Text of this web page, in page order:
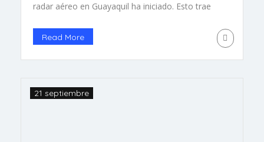
radar aéreo en Guayaquil ha iniciado. Esto trae
del aeropuerto José Joaquín de Olmedo.
Posiblemente como pasajero y usuario del
Aeropuerto de Guayaquil, no note cambios en la
Read More
21 septiembre